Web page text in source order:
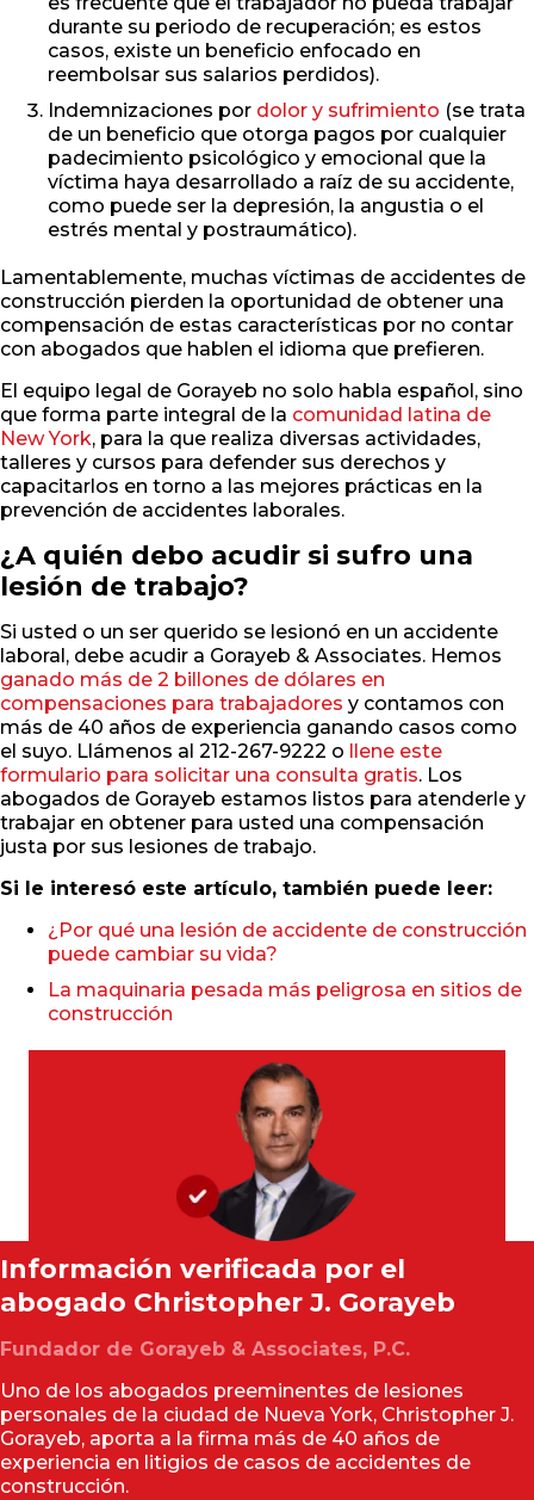
durante su periodo de recuperación; es estos
casos, existe un beneficio enfocado en
reembolsar sus salarios perdidos).
Indemnizaciones por dolor y sufrimiento (se trata
de un beneficio que otorga pagos por cualquier
padecimiento psicológico y emocional que la
víctima haya desarrollado a raíz de su accidente,
como puede ser la depresión, la angustia o el
estrés mental y postraumático).
Lamentablemente, muchas víctimas de accidentes de
construcción pierden la oportunidad de obtener una
compensación de estas características por no contar
con abogados que hablen el idioma que prefieren.
El equipo legal de Gorayeb no solo habla español, sino
que forma parte integral de la comunidad latina de
New York, para la que realiza diversas actividades,
talleres y cursos para defender sus derechos y
capacitarlos en torno a las mejores prácticas en la
prevención de accidentes laborales.
¿A quién debo acudir si sufro una
lesión de trabajo?
Si usted o un ser querido se lesionó en un accidente
laboral, debe acudir a Gorayeb & Associates. Hemos
ganado más de 2 billones de dólares en
compensaciones para trabajadores y contamos con
más de 40 años de experiencia ganando casos como
el suyo. Llámenos al 212-267-9222 o
llene este
formulario para solicitar una consulta gratis. Los
abogados de Gorayeb estamos listos para atenderle y
trabajar en obtener para usted una compensación
justa por sus lesiones de trabajo.
Si le interesó este artículo, también puede leer:
¿Por qué una lesión de accidente de construcción
puede cambiar su vida?
La maquinaria pesada más peligrosa en sitios de
construcción
Información verificada por el
abogado Christopher J. Gorayeb
Fundador de Gorayeb & Associates, P.C.
Uno de los abogados preeminentes de lesiones
personales de la ciudad de Nueva York, Christopher J.
Gorayeb, aporta a la firma más de 40 años de
experiencia en litigios de casos de accidentes de
construcción.